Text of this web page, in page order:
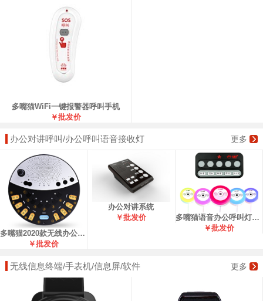
多嘴猫WiFi一键报警器呼叫手机
￥批发价
办公对讲呼叫/办公呼叫语音接收灯 更多
多嘴猫2020款无线办公对对讲系统
￥批发价
办公对讲系统
￥批发价
多嘴猫语音办公呼叫灯系列
￥批发价
无线信息终端/手表机/信息屏/软件 更多